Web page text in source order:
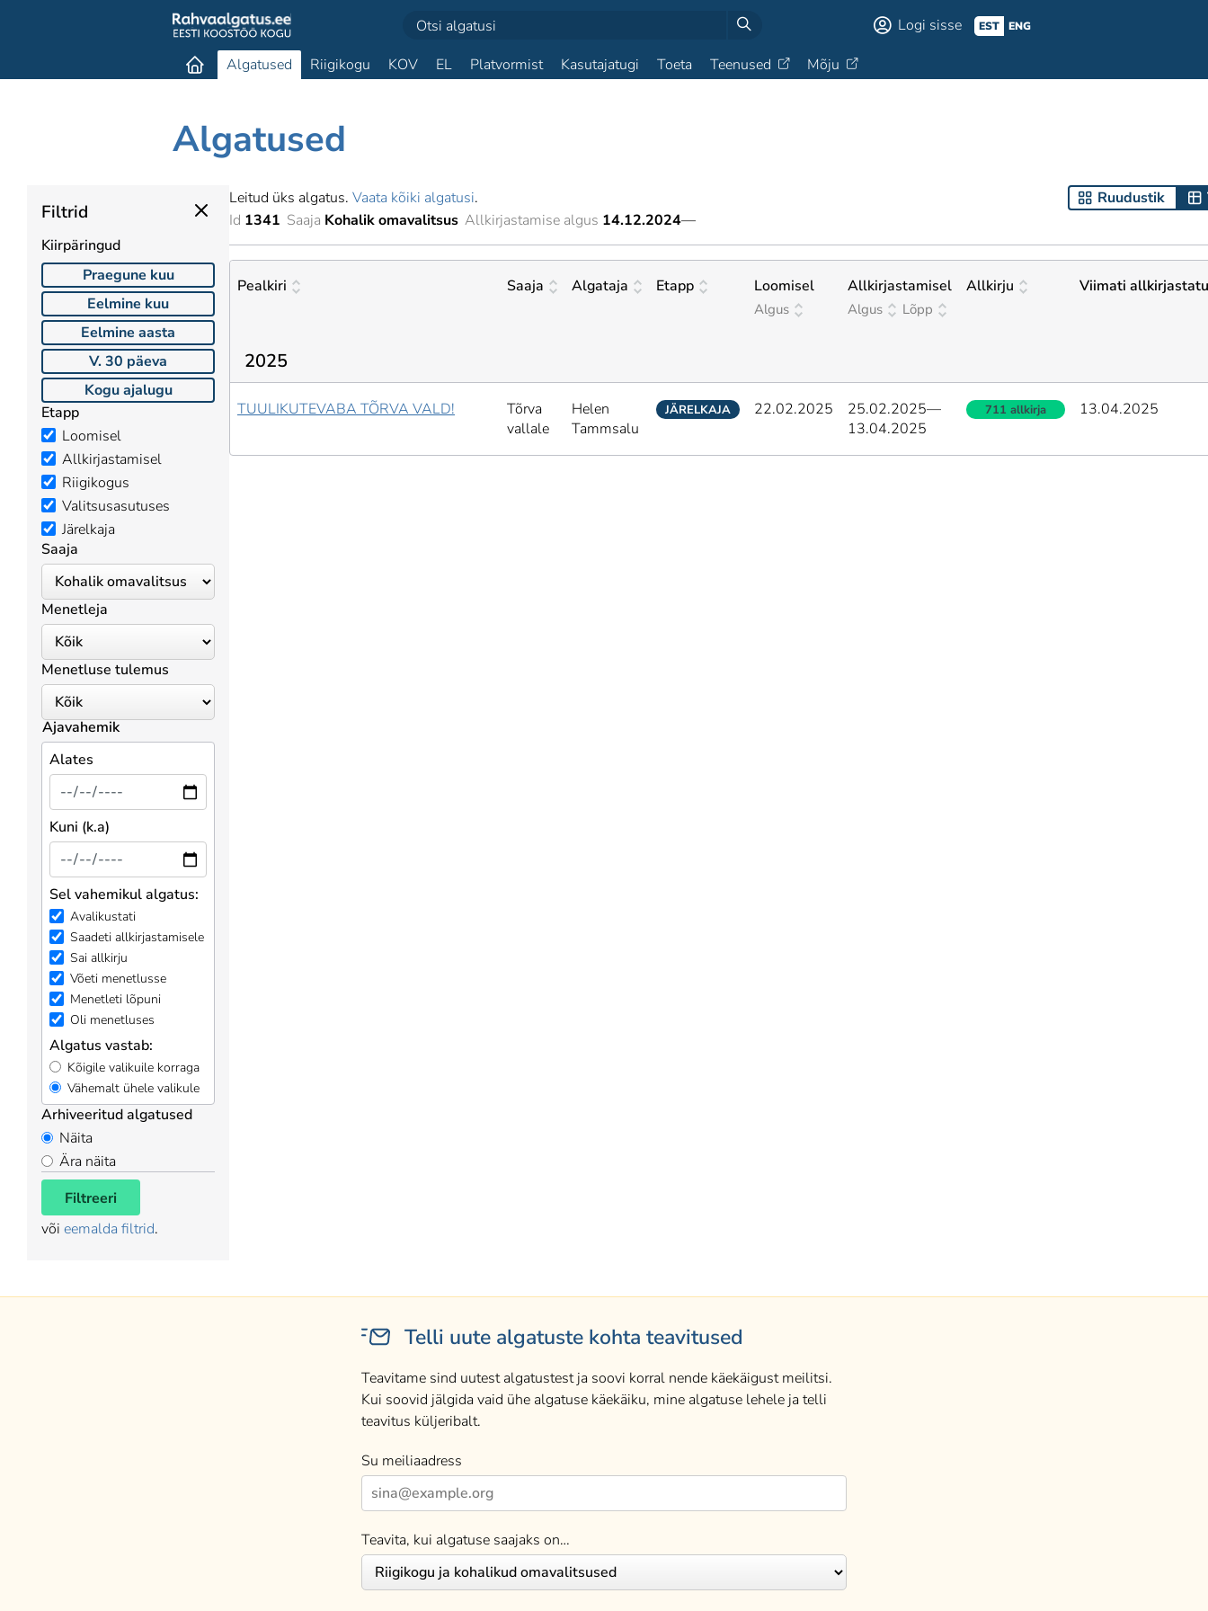
Logi sisse EST ENG
Algatused Riigikogu KOV EL Platvormist Kasutajatugi Toeta Teenused Mõju
Algatused
Filtrid
Kiirpäringud
Praegune kuu
Eelmine kuu
Eelmine aasta
V. 30 päeva
Kogu ajalugu
Etapp
Loomisel
Allkirjastamisel
Riigikogus
Valitsusasutuses
Järelkaja
Saaja
Menetleja
Menetluse tulemus
Ajavahemik
Alates
Kuni (k.a)
Sel vahemikul algatus:
Avalikustati
Saadeti allkirjastamisele
Sai allkirju
Võeti menetlusse
Menetleti lõpuni
Oli menetluses
Algatus vastab:
Kõigile valikuile korraga
Vähemalt ühele valikule
Arhiveeritud algatused
Näita
Ära näita
Filtreeri
või eemalda filtrid.
Leitud üks algatus. Vaata kõiki algatusi. Ruudustik
Id 1341 Saaja Kohalik omavalitsus Allkirjastamise algus 14.12.2024—
Pealkiri Saaja Algataja Etapp Loomisel
Algus
Allkirjastamisel
Algus Lõpp
Allkirju Viimati
2025
TUULIKUTEVABA TÕRVA VALD!
Tõrva
vallale
Helen
Tammsalu
JÄRELKAJA 22.02.2025 25.02.2025—
13.04.2025
711 allkirja 13.04.2025
Telli uute algatuste kohta teavitused
Teavitame sind uutest algatustest ja soovi korral nende käekäigust meilitsi.
Kui soovid jälgida vaid ühe algatuse käekäiku, mine algatuse lehele ja telli
teavitus küljeribalt.
Su meiliaadress
Teavita, kui algatuse saajaks on…